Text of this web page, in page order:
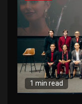
1 min read